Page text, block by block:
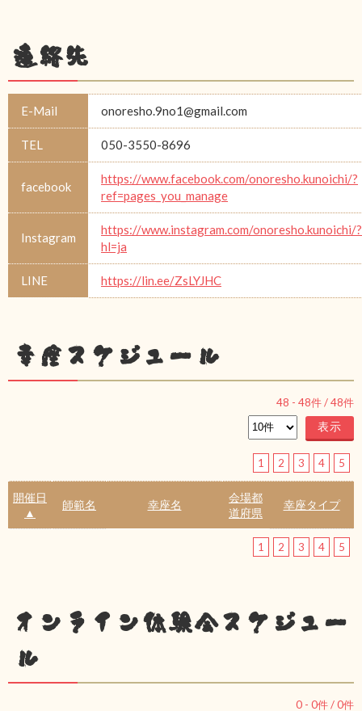
連絡先
E-Mail onoresho.9no1@gmail.com
TEL 050-3550-8696
facebook
https://www.facebook.com/onoresho.kunoichi/?
ref=pages_you_manage
Instagram
https://www.instagram.com/onoresho.kunoichi/?
hl=ja
LINE https://lin.ee/ZsLYJHC
幸座スケジュール
48 - 48件 /48件
1 2 3 4 5
開催日
▲
師範名 幸座名
会場都
道府県
幸座タイプ
1 2 3 4 5
オンライン体験会スケジュー
ル
0 - 0件 /0件